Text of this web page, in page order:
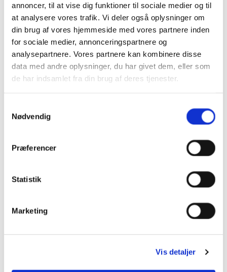
annoncer, til at vise dig funktioner til sociale medier og til
at analysere vores trafik. Vi deler også oplysninger om
din brug af vores hjemmeside med vores partnere inden
for sociale medier, annonceringspartnere og
analysepartnere. Vores partnere kan kombinere disse
data med andre oplysninger, du har givet dem, eller som
de har indsamlet fra din brug af deres tjenester.
Nødvendig
Præferencer
Statistik
Marketing
Vis detaljer